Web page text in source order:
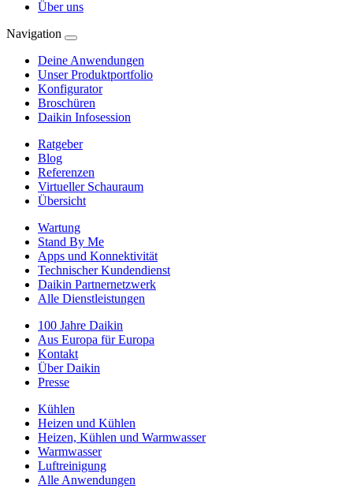
Über uns
Navigation
Deine Anwendungen
Unser Produktportfolio
Konfigurator
Broschüren
Daikin Infosession
Ratgeber
Blog
Referenzen
Virtueller Schauraum
Übersicht
Wartung
Stand By Me
Apps und Konnektivität
Technischer Kundendienst
Daikin Partnernetzwerk
Alle Dienstleistungen
100 Jahre Daikin
Aus Europa für Europa
Kontakt
Über Daikin
Presse
Kühlen
Heizen und Kühlen
Heizen, Kühlen und Warmwasser
Warmwasser
Luftreinigung
Alle Anwendungen